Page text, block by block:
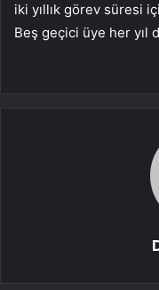
iki yıllık görev süresi
Beş geçici üye her yıl